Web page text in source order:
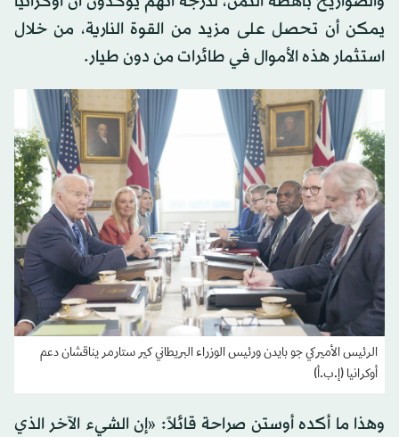
يمكن أن تحصل على مزيد من القوة النارية، من خلال
استثمار هذه الأموال في طائرات من دون طيار.
الرئيس الأميركي جو بايدن ورئيس الوزراء البريطاني كير ستارمر يناقشان دعم
أوكرانيا (إ.ب.أ)
وهذا ما أكده أوستن صراحة قائلاً: «إن الشيء الآخر الذي